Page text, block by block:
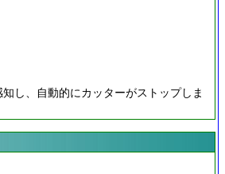
し、自動的にカッターがストップしま